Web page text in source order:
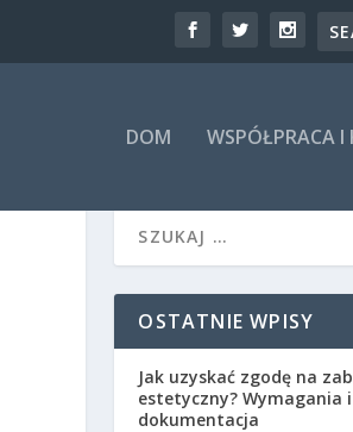
DOM WSPÓŁPRACA
OSTATNIE WPISY
Jak uzyskać zgodę na
estetyczny? Wymagania i
dokumentacja